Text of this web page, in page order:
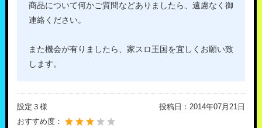
商品について何かご質問などありましたら、遠慮なく御
連絡ください。
また機会が有りましたら、家スロ王国を宜しくお願い致
します。
設定３様 投稿日： 2014年07月21日
おすすめ度：